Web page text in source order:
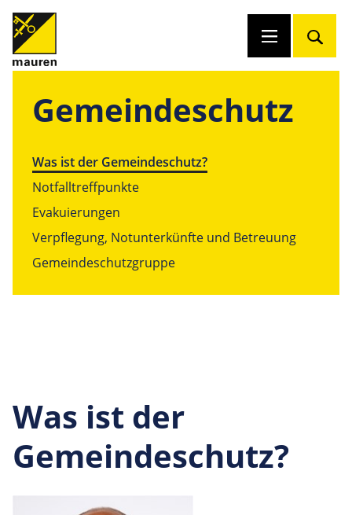
Gemeindeschutz
Was ist der Gemeindeschutz?
Notfalltreffpunkte
Evakuierungen
Verpflegung, Notunterkünfte und Betreuung
Gemeindeschutzgruppe
Was ist der
Gemeindeschutz?